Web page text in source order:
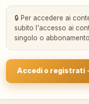
🔒 Per accedere ai
subito l'accesso ai
singolo o
Accedi o registrati